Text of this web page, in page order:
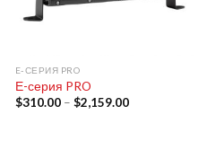
E-СЕРИЯ PRO
Е-серия PRO
$310.00– $2,159.00